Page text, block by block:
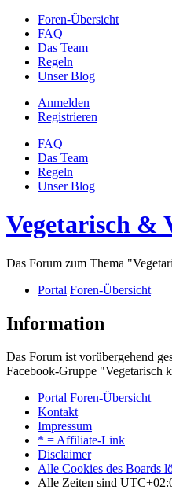
Foren-Übersicht
FAQ
Das Team
Regeln
Unser Blog
Anmelden
Registrieren
FAQ
Das Team
Regeln
Unser Blog
Vegetarisch &
Das Forum zum Thema
Portal Foren-Übersicht
Information
Das Forum ist vorübergehend
Facebook-Gruppe "Vegetarisch
Portal Foren-Übersicht
Kontakt
Impressum
* = Affiliate-Link
Disclaimer
Alle Cookies des Boards
Alle Zeiten sind